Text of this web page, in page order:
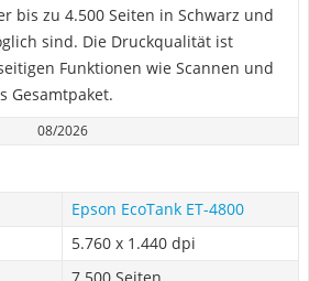
bis zu 4.500 Seiten in Schwarz und
sind. Die Druckqualität ist
Funktionen wie Scannen und
Gesamtpaket.
08/2026
Epson EcoTank ET-4800
5.760 x 1.440 dpi